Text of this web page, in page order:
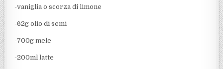
-vaniglia o scorza di limone
-62g olio di semi
-700g mele
-200ml latte